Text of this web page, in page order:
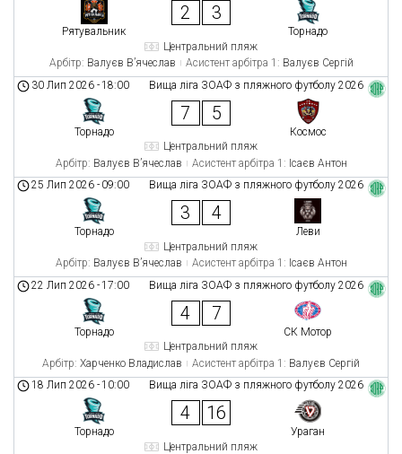
Рятувальник
2 3
Торнадо
Центральний пляж
Арбітр: Валуєв В’ячеслав Асистент арбітра 1: Валуєв Сергій
Вища ліга ЗОАФ з пляжного футболу 2026
30 Лип 2026 -18:00
Торнадо
7 5
Космос
Центральний пляж
Арбітр: Валуєв В’ячеслав Асистент арбітра 1: Ісаєв Антон
Вища ліга ЗОАФ з пляжного футболу 2026
25 Лип 2026 - 09:00
Торнадо
3 4
Леви
Центральний пляж
Арбітр: Валуєв В’ячеслав Асистент арбітра 1: Ісаєв Антон
Вища ліга ЗОАФ з пляжного футболу 2026
22 Лип 2026 -17:00
Торнадо
4 7
СК Мотор
Центральний пляж
Арбітр: Харченко Владислав Асистент арбітра 1: Валуєв Сергій
Вища ліга ЗОАФ з пляжного футболу 2026
18 Лип 2026 -10:00
Торнадо
4 16
Ураган
Центральний пляж